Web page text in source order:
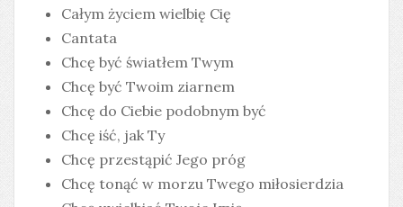
Całym życiem wielbię Cię
Cantata
Chcę być światłem Twym
Chcę być Twoim ziarnem
Chcę do Ciebie podobnym być
Chcę iść, jak Ty
Chcę przestąpić Jego próg
Chcę tonąć w morzu Twego miłosierdzia